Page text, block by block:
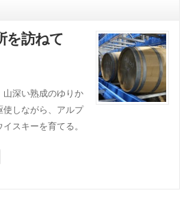
を訪ねて
山深い熟成のゆりか
使しながら、アルプ
スキーを育てる。